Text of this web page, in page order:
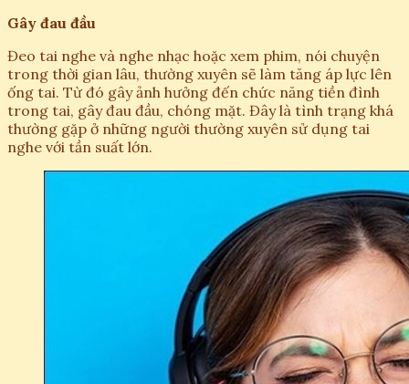
Gây đau đầu
Đeo tai nghe và nghe nhạc hoặc xem phim, nói chuyện
trong thời gian lâu, thường xuyên sẽ làm tăng áp lực lên
ống tai. Từ đó gây ảnh hưởng đến chức năng tiền đình
trong tai, gây đau đầu, chóng mặt. Đây là tình trạng khá
thường gặp ở những người thường xuyên sử dụng tai
nghe với tần suất lớn.